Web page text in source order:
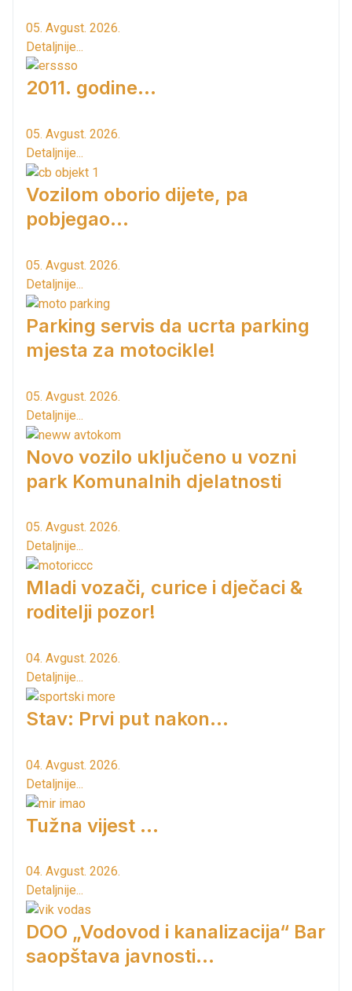
05. Avgust. 2026.
Detaljnije...
2011. godine...
05. Avgust. 2026.
Detaljnije...
Vozilom oborio dijete, pa
pobjegao...
05. Avgust. 2026.
Detaljnije...
Parking servis da ucrta parking
mjesta za motocikle!
05. Avgust. 2026.
Detaljnije...
Novo vozilo uključeno u vozni
park Komunalnih djelatnosti
05. Avgust. 2026.
Detaljnije...
Mladi vozači, curice i dječaci &
roditelji pozor!
04. Avgust. 2026.
Detaljnije...
Stav: Prvi put nakon…
04. Avgust. 2026.
Detaljnije...
Tužna vijest ...
04. Avgust. 2026.
Detaljnije...
DOO „Vodovod i kanalizacija“ Bar
saopštava javnosti...